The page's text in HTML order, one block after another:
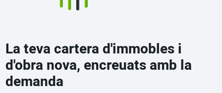
La teva cartera d'immobles i
d'obra nova, encreuats amb la
demanda